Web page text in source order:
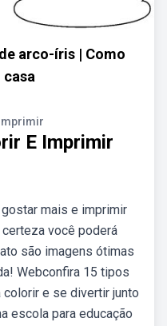
arco-íris | Como
E Imprimir
mais e imprimir
você poderá
são imagens ótimas
Webconfira 15 tipos
e se divertir junto
escola para educação